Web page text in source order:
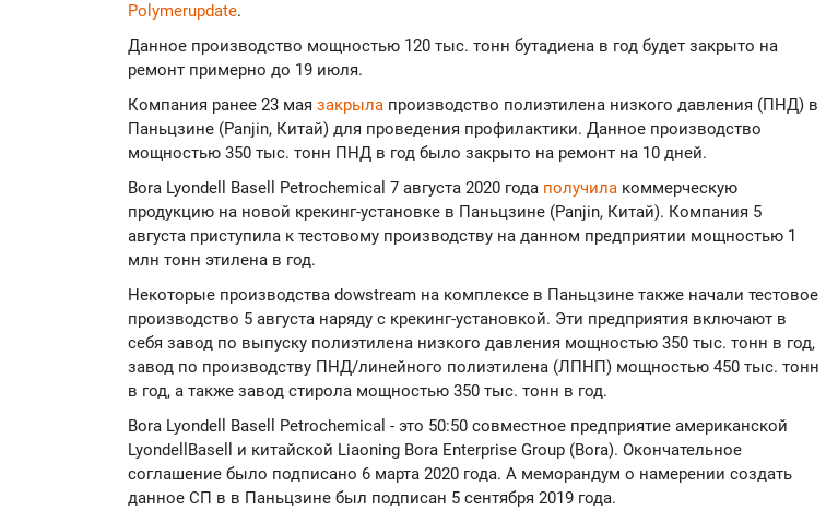
Polymerupdate.
Данное производство мощностью 120 тыс. тонн бутадиена в год будет закрыто на
ремонт примерно до 19 июля.
Компания ранее 23 мая закрыла производство полиэтилена низкого давления (ПНД) в
Паньцзине (Panjin, Китай) для проведения профилактики. Данное производство
мощностью 350 тыс. тонн ПНД в год было закрыто на ремонт на 10 дней.
Bora Lyondell Basell Petrochemical 7 августа 2020 года получила коммерческую
продукцию на новой крекинг-установке в Паньцзине (Panjin, Китай). Компания 5
августа приступила к тестовому производству на данном предприятии мощностью 1
млн тонн этилена в год.
Некоторые производства dowstream на комплексе в Паньцзине также начали тестовое
производство 5 августа наряду с крекинг-установкой. Эти предприятия включают в
себя завод по выпуску полиэтилена низкого давления мощностью 350 тыс. тонн в год,
завод по производству ПНД/линейного полиэтилена (ЛПНП) мощностью 450 тыс. тонн
в год, а также завод стирола мощностью 350 тыс. тонн в год.
Bora Lyondell Basell Petrochemical - это 50:50 совместное предприятие американской
LyondellBasell и китайской Liaoning Bora Enterprise Group (Bora). Окончательное
соглашение было подписано 6 марта 2020 года. А меморандум о намерении создать
данное СП в в Паньцзине был подписан 5 сентября 2019 года.